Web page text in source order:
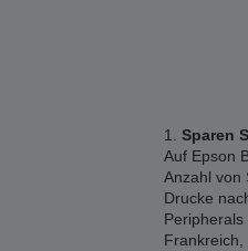
1. Sparen
Auf Epson
Anzahl von
Drucke
Frankreich,